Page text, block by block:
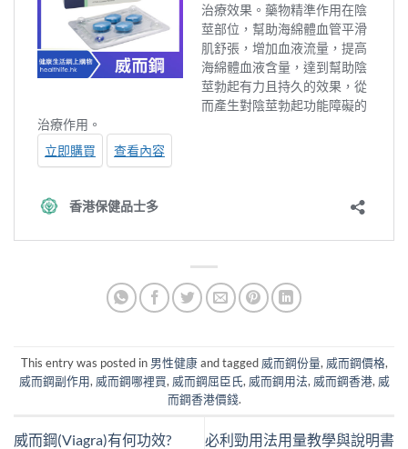
This entry was posted in 男性健康and tagged 威而鋼份量, 威而鋼價格,
威而鋼副作用, 威而鋼哪裡買, 威而鋼屈臣氏, 威而鋼用法, 威而鋼香港, 威
而鋼香港價錢.
威而鋼(Viagra)有何功效? 必利勁用法用量教學與說明書